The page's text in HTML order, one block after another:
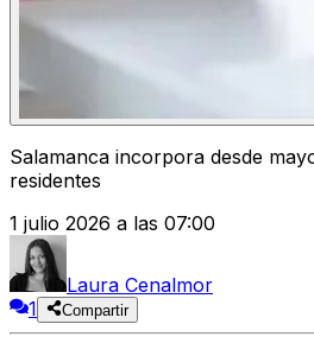
Salamanca incorpora desde
residentes
1 julio 2026 a las 07:00
Laura Cenalmor
1
Compartir